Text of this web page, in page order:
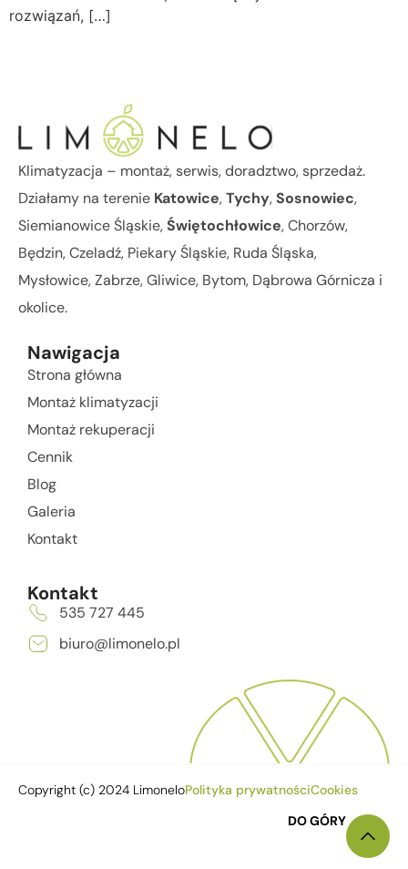
rozwiązań, […]
Klimatyzacja – montaż, serwis, doradztwo, sprzedaż.
Działamy na terenie Katowice,Tychy,Sosnowiec,
Siemianowice Śląskie,Świętochłowice, Chorzów,
Będzin, Czeladź, Piekary Śląskie, Ruda Śląska,
Mysłowice, Zabrze, Gliwice, Bytom, Dąbrowa Górnicza i
okolice.
Nawigacja
Strona główna
Montaż klimatyzacji
Montaż rekuperacji
Cennik
Blog
Galeria
Kontakt
Kontakt
535 727 445
biuro@limonelo.pl
Copyright (c) 2024 LimoneloPolityka prywatnościCookies
DO GÓRY